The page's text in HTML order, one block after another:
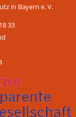
in Bayern e. V.
33